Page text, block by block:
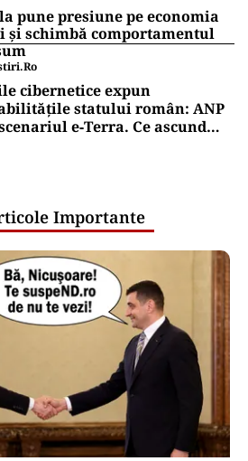
pune presiune pe economia
și schimbă comportamentul
cibernetice expun
statului român: ANP
e‑Terra. Ce ascund
Importante